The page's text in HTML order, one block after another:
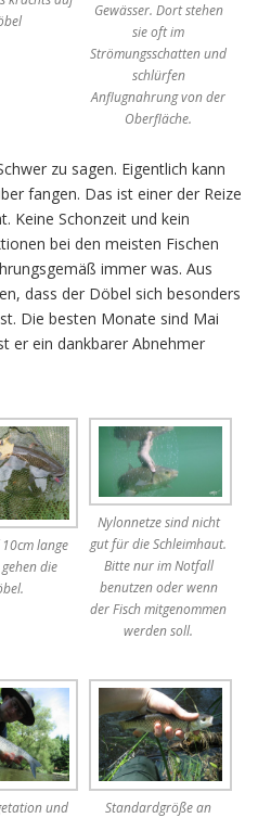
Gewässer. Dort stehen
sie oft im
Strömungsschatten und
schlürfen
Anflugnahrung von der
Oberfläche.
zu sagen. Eigentlich kann
fangen. Das ist einer der Reize
Keine Schonzeit und kein
bei den meisten Fischen
immer was. Aus
dass der Döbel sich besonders
Die besten Monate sind Mai
er ein dankbarer Abnehmer
lange
die
Nylonnetze sind nicht
gut für die Schleimhaut.
Bitte nur im Notfall
benutzen oder wenn
der Fisch mitgenommen
werden soll.
und
Standardgröße an